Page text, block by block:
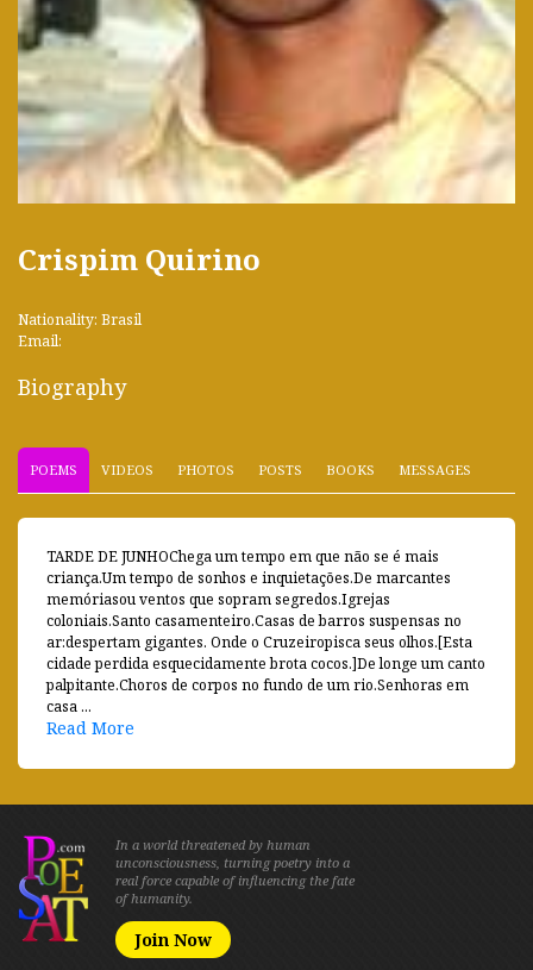
Crispim Quirino
Nationality: Brasil
Email:
Biography
POEMS VIDEOS PHOTOS POSTS BOOKS MESSAGES
TARDE DE JUNHOChega um tempo em que não se é mais
criança.Um tempo de sonhos e inquietações.De marcantes
memóriasou ventos que sopram segredos.Igrejas
coloniais.Santo casamenteiro.Casas de barros suspensas no
ar:despertam gigantes. Onde o Cruzeiropisca seus olhos.[Esta
cidade perdida esquecidamente brota cocos.]De longe um canto
palpitante.Choros de corpos no fundo de um rio.Senhoras em
casa ...
Read More
In a world threatened by human
unconsciousness, turning poetry into a
real force capable of influencing the fate
of humanity.
Join Now